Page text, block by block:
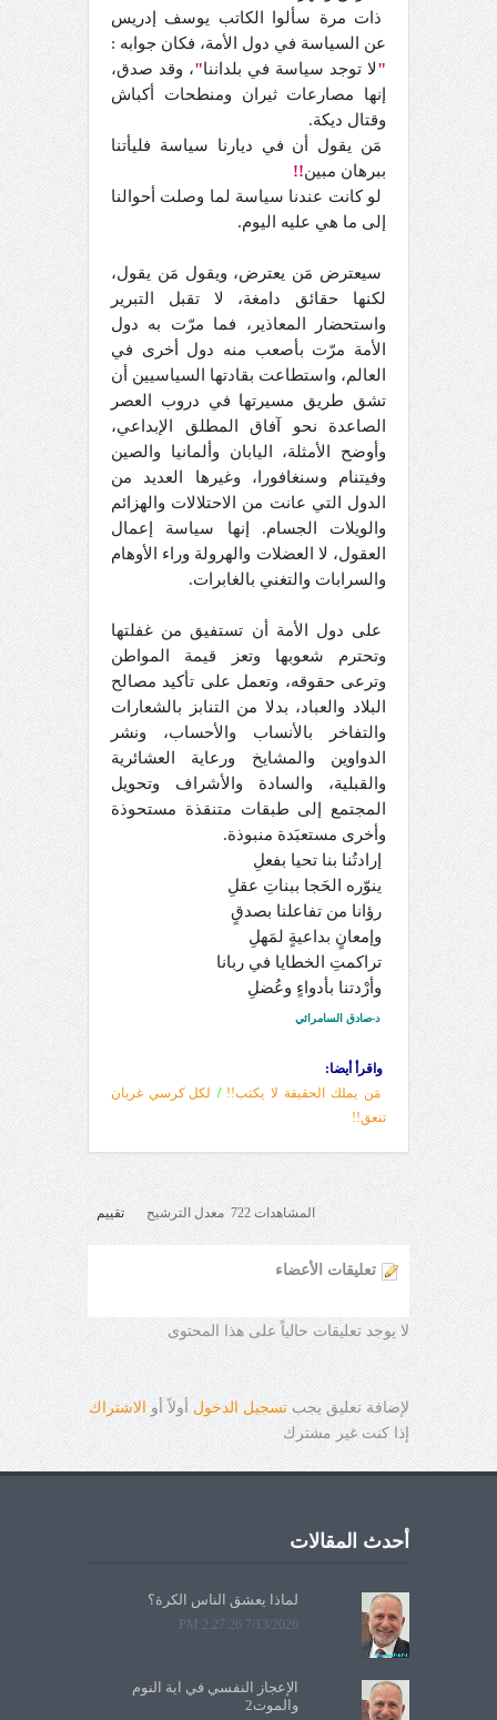
ذات مرة سألوا الكاتب يوسف إدريس
عن السياسة في دول الأمة، فكان جوابه :
"لا توجد سياسة في بلداننا"، وقد صدق،
إنها مصارعات ثيران ومنطحات أكباش
وقتال ديكة.
مَن يقول أن في ديارنا سياسة فليأتنا
ببرهان مبين!!
لو كانت عندنا سياسة لما وصلت أحوالنا
إلى ما هي عليه اليوم.
سيعترض مَن يعترض، ويقول مَن يقول،
لكنها حقائق دامغة، لا تقبل التبرير
واستحضار المعاذير، فما مرّت به دول
الأمة مرّت بأصعب منه دول أخرى في
العالم، واستطاعت بقادتها السياسيين أن
تشق طريق مسيرتها في دروب العصر
الصاعدة نحو آفاق المطلق الإبداعي،
وأوضح الأمثلة، اليابان وألمانيا والصين
وفيتنام وسنغافورا، وغيرها العديد من
الدول التي عانت من الاحتلالات والهزائم
والويلات الجسام. إنها سياسة إعمال
العقول، لا العضلات والهرولة وراء الأوهام
والسرابات والتغني بالغابرات.
على دول الأمة أن تستفيق من غفلتها
وتحترم شعوبها وتعز قيمة المواطن
وترعى حقوقه، وتعمل على تأكيد مصالح
البلاد والعباد، بدلا من التنابز بالشعارات
والتفاخر بالأنساب والأحساب، ونشر
الدواوين والمشايخ ورعاية العشائرية
والقبلية، والسادة والأشراف وتحويل
المجتمع إلى طبقات متنقذة مستحوذة
وأخرى مستعبَدة منبوذة.
إرادتُنا بنا تحيا بفعلِ
ينوّره الحَجا ببناتِ عقلِ
رؤانا من تفاعلنا بصدقٍ
وإمعانٍ بداعيةٍ لمَهلِ
تراكمتِ الخطايا في ربانا
وأرْدتنا بأدواءٍ وعُضلِ
د-صادق السامرائي
واقرأ أيضا:
مَن يملك الحقيقة لا يكتب!! / لكل كرسي غربان
تنعق!!
المشاهدات 722 معدل الترشيح تقييم
تعليقات الأعضاء
لا يوجد تعليقات حالياً على هذا المحتوى
لإضافة تعليق يجب تسجيل الدخول أولاً أو
الاشتراك
إذا كنت غير مشترك
أحدث المقالات
لماذا يعشق الناس الكرة؟
7/13/2026 2:27:26 PM
الإعجاز النفسي في آية النوم
والموت2